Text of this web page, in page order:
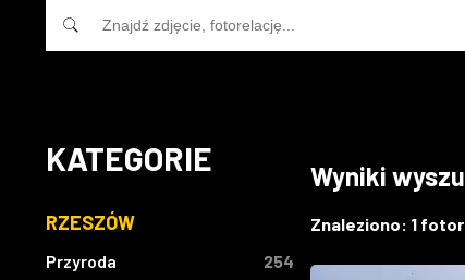
KATEGORIE
RZESZÓW
Przyroda
254
Wyniki
Znaleziono: 1